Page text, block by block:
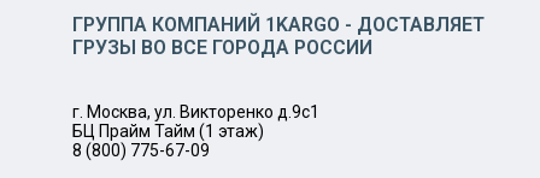
ГРУППА КОМПАНИЙ 1KARGO - ДОСТАВЛЯЕТ
ГРУЗЫ ВО ВСЕ ГОРОДА РОССИИ
г. Москва, ул. Викторенко д.9с1
БЦ Прайм Тайм (1 этаж)
8 (800) 775-67-09